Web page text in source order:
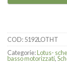
COD:5192LOTHT
Categorie:Lotus-
basso motorizzati,